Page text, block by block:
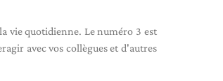
vie quotidienne. Le numéro 3 est
avec vos collègues et d'autres